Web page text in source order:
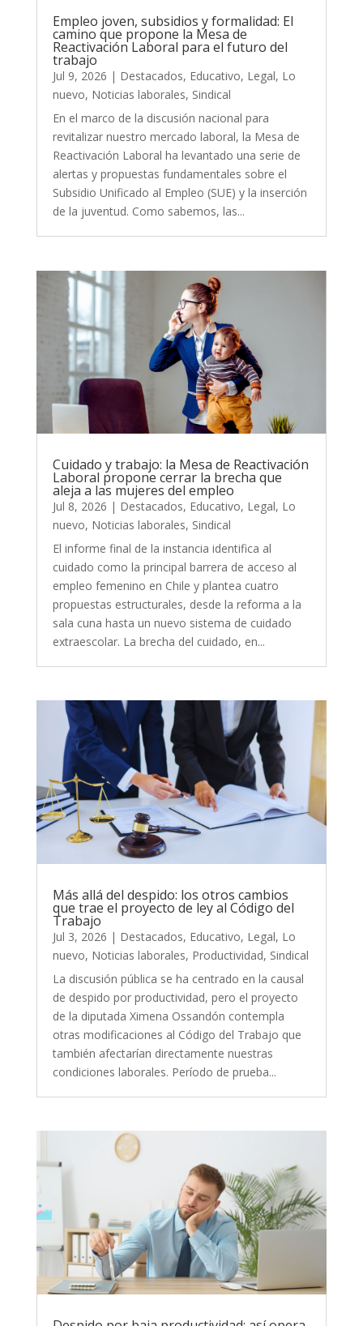
Empleo joven, subsidios y formalidad: El
camino que propone la Mesa de
Reactivación Laboral para el futuro del
trabajo
Jul 9, 2026 | Destacados, Educativo, Legal, Lo
nuevo, Noticias laborales, Sindical
En el marco de la discusión nacional para
revitalizar nuestro mercado laboral, la Mesa de
Reactivación Laboral ha levantado una serie de
alertas y propuestas fundamentales sobre el
Subsidio Unificado al Empleo (SUE) y la inserción
de la juventud. Como sabemos, las...
Cuidado y trabajo: la Mesa de Reactivación
Laboral propone cerrar la brecha que
aleja a las mujeres del empleo
Jul 8, 2026 | Destacados, Educativo, Legal, Lo
nuevo, Noticias laborales, Sindical
El informe final de la instancia identifica al
cuidado como la principal barrera de acceso al
empleo femenino en Chile y plantea cuatro
propuestas estructurales, desde la reforma a la
sala cuna hasta un nuevo sistema de cuidado
extraescolar. La brecha del cuidado, en...
Más allá del despido: los otros cambios
que trae el proyecto de ley al Código del
Trabajo
Jul 3, 2026 | Destacados, Educativo, Legal, Lo
nuevo, Noticias laborales, Productividad, Sindical
La discusión pública se ha centrado en la causal
de despido por productividad, pero el proyecto
de la diputada Ximena Ossandón contempla
otras modificaciones al Código del Trabajo que
también afectarían directamente nuestras
condiciones laborales. Período de prueba...